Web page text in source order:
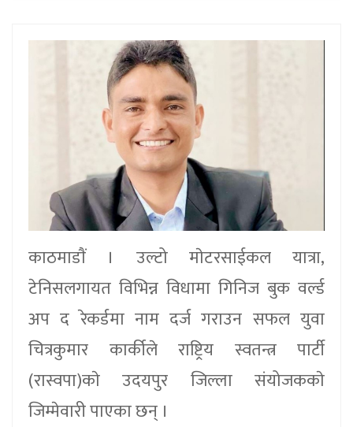
काठमाडाैं । उल्टो माेटरसाईकल यात्रा,
टेनिसलगायत विभिन्न विधामा गिनिज बुक वर्ल्ड
अप द रेकर्डमा नाम दर्ज गराउन सफल युवा
चित्रकुमार कार्कीले राष्ट्रिय स्वतन्त्र पार्टी
(रास्वपा)काे उदयपुर जिल्ला संयोजककाे
जिम्मेवारी पाएका छन् ।